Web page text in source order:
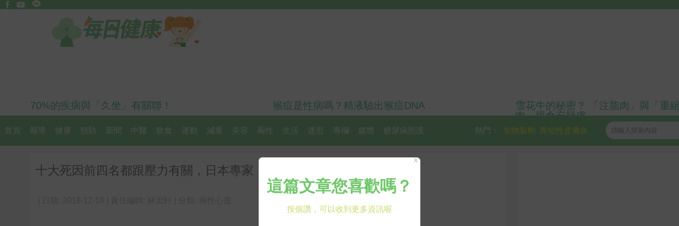
70%的疾病與「久坐」有關聯！ 猴痘是性病嗎？精液驗出猴痘DNA
雪花牛的秘密？ 「注脂肉」與「重
肉」揭食安疑慮
首頁 報導 健康 預防 新聞 中醫 飲食 運動 減重 美容 兩性 生活 迷思 專欄 媒體 糖尿病照護 異位性皮膚炎
生物製劑
熱門：
十大死因前四名都跟壓力有關，日本專家：慢性發炎是原因
X